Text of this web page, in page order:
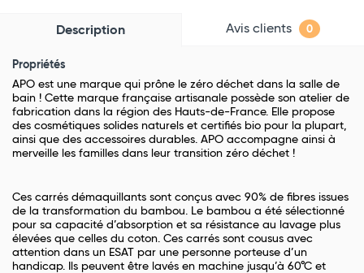
Description Avis clients 0
Propriétés
APO est une marque qui prône le zéro déchet dans la salle de
bain ! Cette marque française artisanale possède son atelier de
fabrication dans la région des Hauts-de-France. Elle propose
des cosmétiques solides naturels et certifiés bio pour la plupart,
ainsi que des accessoires durables. APO accompagne ainsi à
merveille les familles dans leur transition zéro déchet !
Ces carrés démaquillants sont conçus avec 90% de fibres issues
de la transformation du bambou. Le bambou a été sélectionné
pour sa capacité d’absorption et sa résistance au lavage plus
élevées que celles du coton. Ces carrés sont cousus avec
attention dans un ESAT par une personne porteuse d’un
handicap. Ils peuvent être lavés en machine jusqu’à 60°C et